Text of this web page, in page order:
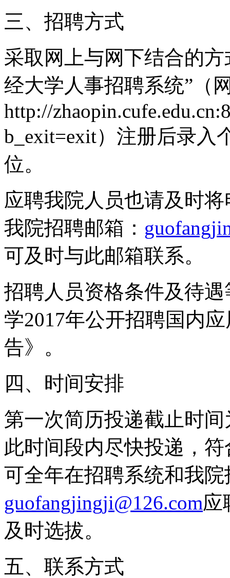
三、招聘方式
采取网上与网下结合的
经大学人事招聘系统”（
http://
b_exit=exit）注册后录入
位。
应聘我院人员也请及时
我院招聘邮箱：
可及时与此邮箱联系。
招聘人员资格条件及待
学2017年公开招聘国内
告》。
四、时间安排
第一次简历投递截止时
此时间段内尽快投递，
可全年在招聘系统和我
guofangjingji@126.com应
及时选拔。
五、联系方式